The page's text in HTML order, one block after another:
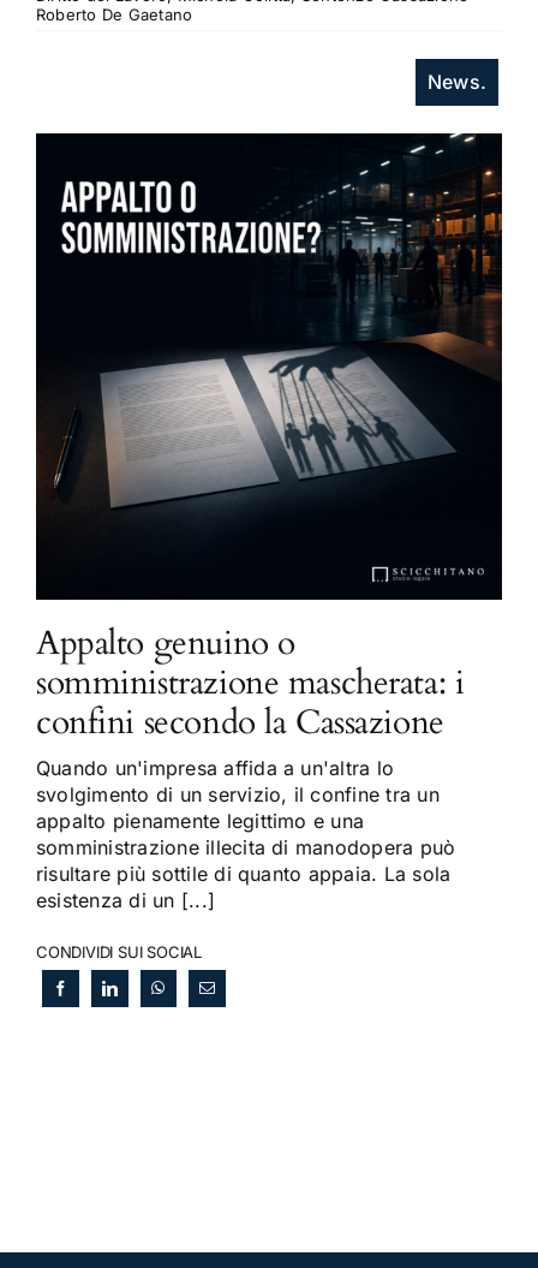
Roberto De Gaetano
News.
Appalto genuino o
somministrazione mascherata: i
confini secondo la Cassazione
Quando un'impresa affida a un'altra lo
svolgimento di un servizio, il confine tra un
appalto pienamente legittimo e una
somministrazione illecita di manodopera può
risultare più sottile di quanto appaia. La sola
esistenza di un [...]
CONDIVIDI SUI SOCIAL